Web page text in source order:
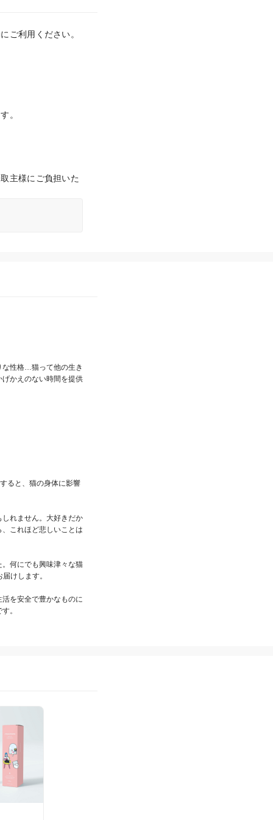
ご利用ください。
。
主様にご負担いた
な性格…猫って他の生き
かえのない時間を提供
ると、猫の身体に影響
れません。大好きだか
これほど悲しいことは
何にでも興味津々な猫
けします。
を安全で豊かなものに
。